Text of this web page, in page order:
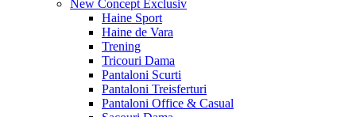
New Concept Exclusiv
Haine Sport
Haine de Vara
Trening
Tricouri Dama
Pantaloni Scurti
Pantaloni Treisferturi
Pantaloni Office & Casual